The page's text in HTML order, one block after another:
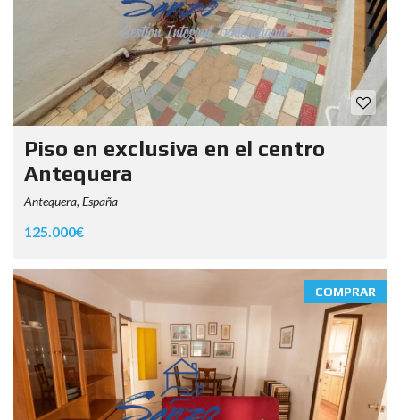
Piso en exclusiva en el centro
Antequera
Antequera, España
125.000€
COMPRAR